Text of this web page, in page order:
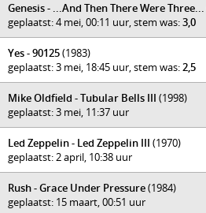
Genesis - ...And Then There Were Three...
geplaatst: 4 mei, 00:11 uur, stem was:3,0
Yes - 90125(1983)
geplaatst: 3 mei, 18:45 uur, stem was:2,5
Mike Oldfield - Tubular Bells III (1998)
geplaatst: 3 mei, 11:37 uur
Led Zeppelin - Led Zeppelin III (1970)
geplaatst: 2 april, 10:38 uur
Rush - Grace Under Pressure(1984)
geplaatst: 15 maart, 00:51 uur